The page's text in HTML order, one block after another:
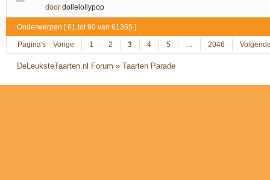
door dollelollypop
Onderwerpen [ 61 tot 90 van 61355 ]
Pagina's Vorige 1 2 3 4 5 … 2046
DeLeuksteTaarten.nl Forum »Taarten Parade